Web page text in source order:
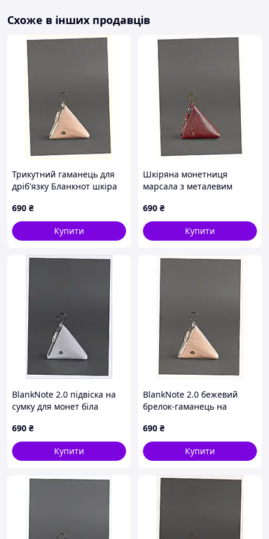
Схоже в інших продавців
Трикутний гаманець для
дріб'язку Бланкнот шкіра
690 ₴
Купити
Шкіряна монетниця
марсала з металевим
690 ₴
Купити
BlankNote 2.0 підвіска на
сумку для монет біла
690 ₴
Купити
BlankNote 2.0 бежевий
брелок-гаманець на
690 ₴
Купити